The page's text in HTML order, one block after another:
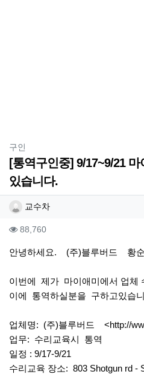
구인
[통역구인중] 9/17~9/21
있습니다.
작성자 정보
교수차작성
컨텐츠 정보
88,760조회
본문
안녕하세요. (주)블루버드 황
이번에 제가 마이애미에서 업체
이에 통역하실분을 구하고있습
업체명: (주)블루버드 <http://
업무: 수리교육시 통역
일정 : 9/17-9/21
수리교육 장소: 803 Shotgun rd